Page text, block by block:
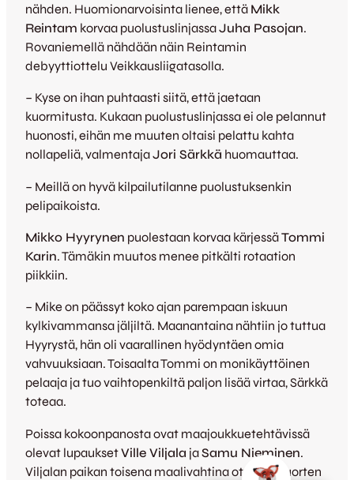
nähden. Huomionarvoisinta lienee, että Mikk
Reintam korvaa puolustuslinjassaJuha Pasojan.
Rovaniemellä nähdään näin Reintamin
debyyttiottelu Veikkausliigatasolla.
– Kyse on ihan puhtaasti siitä, että jaetaan
kuormitusta. Kukaan puolustuslinjassa ei ole pelannut
huonosti, eihän me muuten oltaisi pelattu kahta
nollapeliä, valmentajaJori Särkkä huomauttaa.
– Meillä on hyvä kilpailutilanne puolustuksenkin
pelipaikoista.
Mikko Hyyrynen puolestaan korvaa kärjessäTommi
Karin. Tämäkin muutos menee pitkälti rotaation
piikkiin.
– Mike on päässyt koko ajan parempaan iskuun
kylkivammansa jäljiltä. Maanantaina nähtiin jo tuttua
Hyyrystä, hän oli vaarallinen hyödyntäen omia
vahvuuksiaan. Toisaalta Tommi on monikäyttöinen
pelaaja ja tuo vaihtopenkiltä paljon lisää virtaa, Särkkä
toteaa.
Poissa kokoonpanosta ovat maajoukkuetehtävissä
olevat lupauksetVille Viljala jaSamu Nieminen.
Viljalan paikan toisena maalivahtina ottaa A-nuorten